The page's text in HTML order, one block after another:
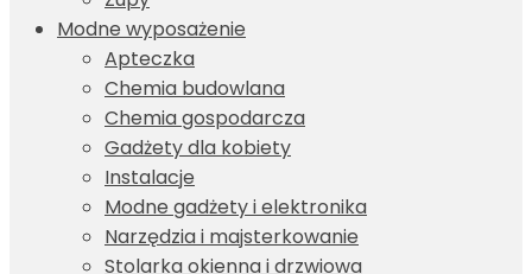
Modne wyposażenie
Apteczka
Chemia budowlana
Chemia gospodarcza
Gadżety dla kobiety
Instalacje
Modne gadżety i elektronika
Narzędzia i majsterkowanie
Stolarka okienna i drzwiowa